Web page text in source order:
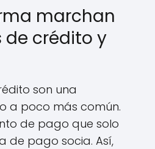
marchan
crédito y
son una
a poco más común.
de pago que solo
de pago socia. Así,